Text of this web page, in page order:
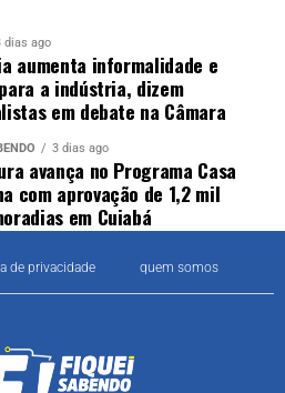
dias ago
aumenta informalidade e
a indústria, dizem
em debate na Câmara
3 dias ago
avança no Programa Casa
com aprovação de 1,2 mil
em Cuiabá
de privacidade quem somos